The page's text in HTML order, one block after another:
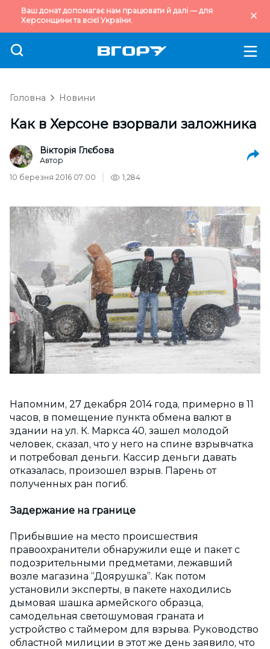
Ваш донат допомагає нам працювати й далі — для
Херсонщини та всієї України.
Головна Новини
Как в Херсоне взорвали заложника
Вікторія Глєбова
Автор
10 березня 2016 07:00
1,284
Напомним, 27 декабря 2014 года, примерно в 11
часов, в помещение пункта обмена валют в
здании на ул. К. Маркса 40, зашел молодой
человек, сказал, что у него на спине взрывчатка
и потребовал деньги. Кассир деньги давать
отказалась, произошел взрыв. Парень от
полученных ран погиб.
Задержание на границе
Прибывшие на место происшествия
правоохранители обнаружили еще и пакет с
подозрительными предметами, лежавший
возле магазина “Доярушка”. Как потом
установили эксперты, в пакете находились
дымовая шашка армейского образца,
самодельная светошумовая граната и
устройство с таймером для взрыва. Руководство
областной милиции в этот же день заявило, что